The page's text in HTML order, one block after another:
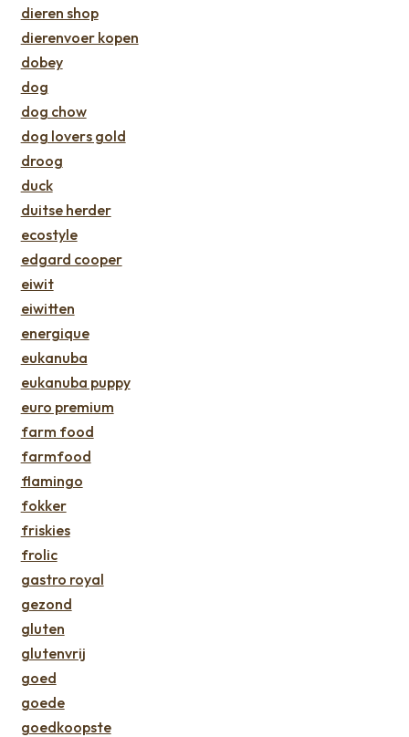
dieren shop
dierenvoer kopen
dobey
dog
dog chow
dog lovers gold
droog
duck
duitse herder
ecostyle
edgard cooper
eiwit
eiwitten
energique
eukanuba
eukanuba puppy
euro premium
farm food
farmfood
flamingo
fokker
friskies
frolic
gastro royal
gezond
gluten
glutenvrij
goed
goede
goedkoopste